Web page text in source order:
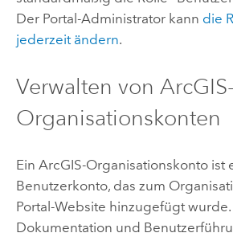
Der Portal-Administrator kann die
jederzeit ändern.
Verwalten von ArcGIS-
Organisationskonten
Ein ArcGIS-Organisationskonto ist
Benutzerkonto, das zum
Portal-Website hinzugefügt
Dokumentation und